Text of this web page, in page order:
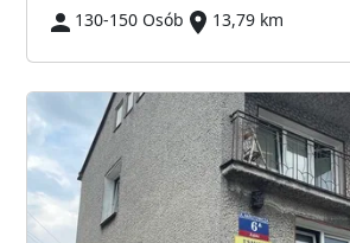
130-150 Osób
13,79 km